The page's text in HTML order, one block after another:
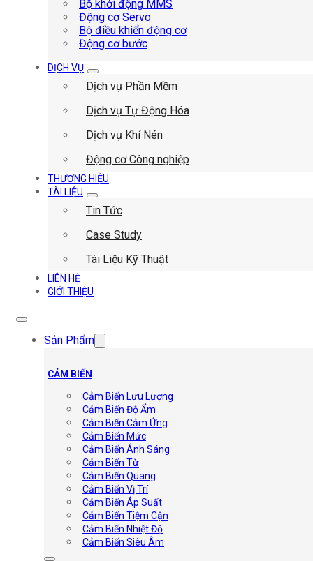
Bộ khởi động MMS
Động cơ Servo
Bộ điều khiển động cơ
Động cơ bước
DỊCH VỤ
Dịch vụ Phần Mềm
Dịch vụ Tự Động Hóa
Dịch vụ Khí Nén
Động cơ Công nghiệp
THƯƠNG HIỆU
TÀI LIỆU
Tin Tức
Case Study
Tài Liệu Kỹ Thuật
LIÊN HỆ
GIỚI THIỆU
Sản Phẩm
CẢM BIẾN
Cảm Biến Lưu Lượng
Cảm Biến Độ Ẩm
Cảm Biến Cảm Ứng
Cảm Biến Mức
Cảm Biến Ánh Sáng
Cảm Biến Từ
Cảm Biến Quang
Cảm Biến Vị Trí
Cảm Biến Áp Suất
Cảm Biến Tiệm Cận
Cảm Biến Nhiệt Độ
Cảm Biến Siêu Âm